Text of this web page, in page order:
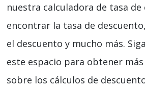
nuestra calculadora de tasa
encontrar la tasa de
el descuento y mucho más.
este espacio para obtener
sobre los cálculos de